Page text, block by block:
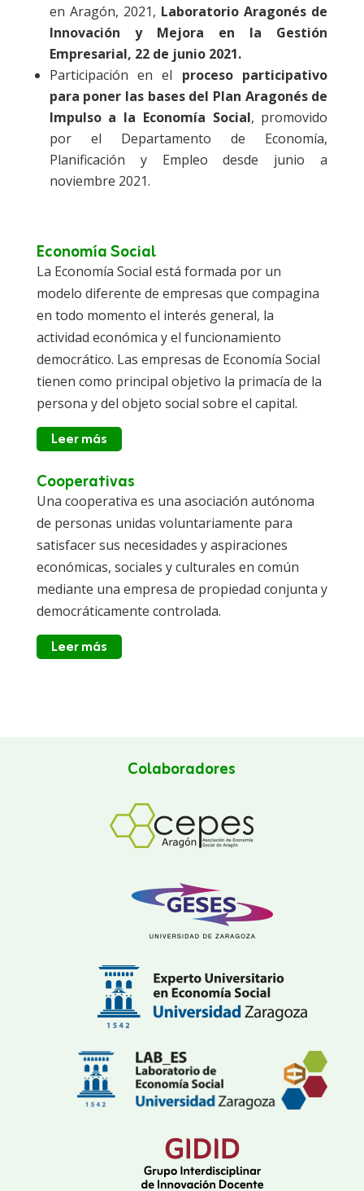
en Aragón, 2021, Laboratorio Aragonés de
Innovación y Mejora en la Gestión
Empresarial, 22 de junio 2021.
Participación en el proceso participativo
para poner las bases del Plan Aragonés de
Impulso a la Economía Social, promovido
por el Departamento de Economía,
Planificación y Empleo desde junio a
noviembre 2021.
Economía Social
La Economía Social está formada por un
modelo diferente de empresas que compagina
en todo momento el interés general, la
actividad económica y el funcionamiento
democrático. Las empresas de Economía Social
tienen como principal objetivo la primacía de la
persona y del objeto social sobre el capital.
Leer más
Cooperativas
Una cooperativa es una asociación autónoma
de personas unidas voluntariamente para
satisfacer sus necesidades y aspiraciones
económicas, sociales y culturales en común
mediante una empresa de propiedad conjunta y
democráticamente controlada.
Leer más
Colaboradores